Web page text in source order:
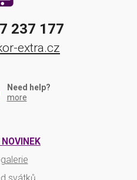
237 177
extra.cz
Need help?
more
NOVINEK
svátků